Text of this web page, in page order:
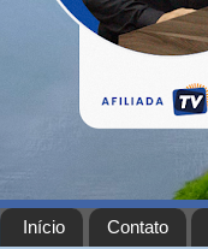
Início Contato